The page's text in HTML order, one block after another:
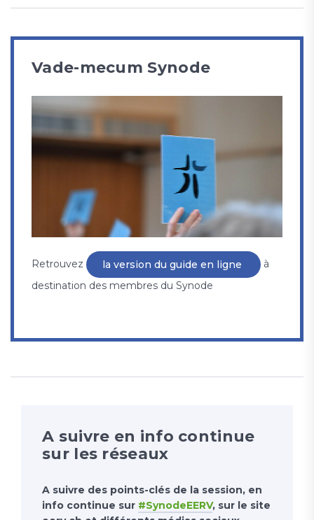
Vade-mecum Synode
Retrouvez la version du guide en ligne
à
destination des membres du Synode
A suivre en info continue
sur les réseaux
A suivre des points-clés de la session, en
info continue sur #SynodeEERV, sur le site